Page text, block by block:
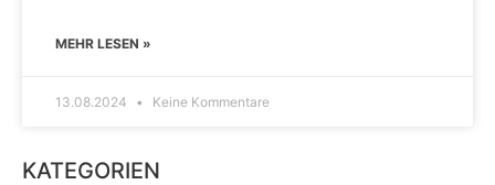
MEHR LESEN »
13.08.2024 Keine Kommentare
KATEGORIEN